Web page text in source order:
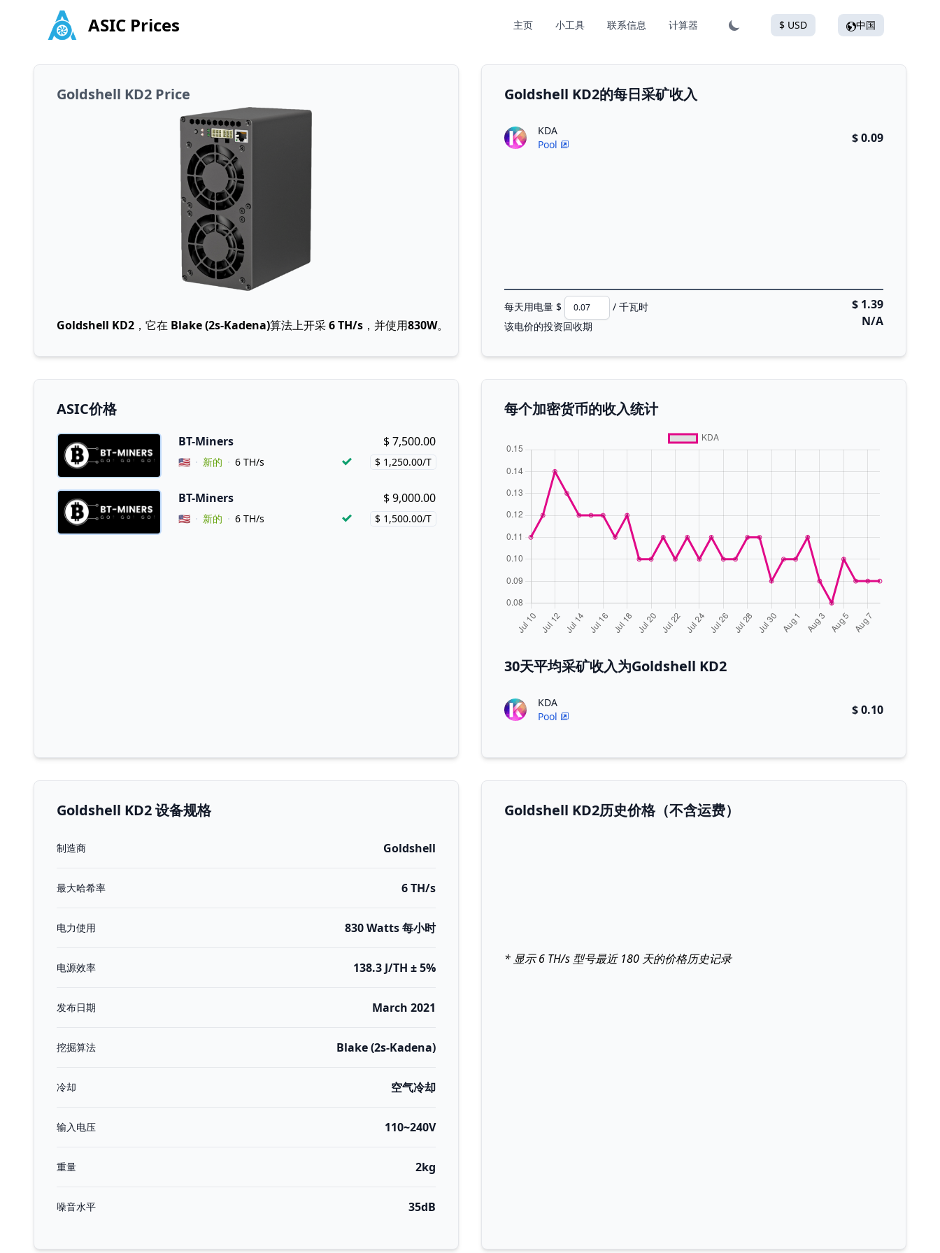
ASIC Prices 主页 小工具 联系信息 计算器 $ USD 中国
Goldshell KD2 Price
Goldshell KD2 ，它在 Blake (2s-Kadena)算法上开采6 TH/s ，并使用830W。
Goldshell KD2的每日采矿收入
KDA
Pool
$ 0.09
每天用电量 $
/ 千瓦时
该电价的投资回收期
$ 1.39
N/A
ASIC价格
BT-Miners Buy now!
$ 7,500.00
Price per hash!
$ 1,250.00/T
Vendor Country
🇺🇸 新的 6 TH/s
BT-Miners Buy now!
$ 9,000.00
Price per hash!
$ 1,500.00/T
Vendor Country
🇺🇸 新的 6 TH/s
每个加密货币的收入统计
30天平均采矿收入为Goldshell KD2
KDA
Pool
$ 0.10
Goldshell KD2 设备规格
制造商 Goldshell
最大哈希率 6 TH/s
电力使用 830 Watts 每小时
电源效率 138.3 J/TH ± 5%
发布日期 March 2021
挖掘算法 Blake (2s-Kadena)
冷却 空气冷却
输入电压 110~240V
重量 2kg
噪音水平 35dB
Goldshell KD2历史价格（不含运费）
* 显示 6 TH/s 型号最近 180 天的价格历史记录